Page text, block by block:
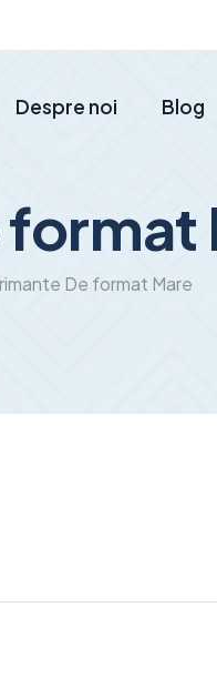
Despre noi Blog
De format Mare